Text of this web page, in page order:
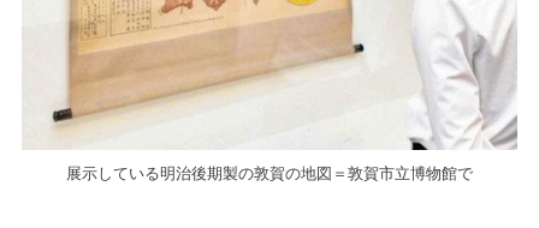
展示している明治後期製の敦賀の地図＝敦賀市立博物館で